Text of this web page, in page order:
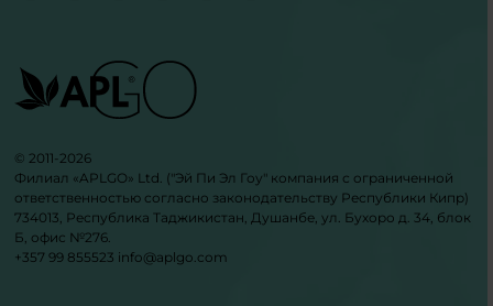
© 2011-2026
Филиал «APLGO» Ltd. ("Эй Пи Эл Гоу" компания с ограниченной
ответственностью согласно законодательству Республики Кипр)
734013, Республика Таджикистан, Душанбе, ул. Бухоро д. 34, блок
Б, офис №276.
+357 99 855523 info@aplgo.com